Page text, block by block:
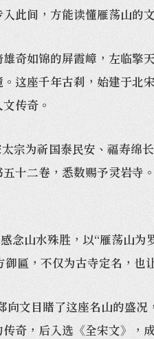
此间，方能读懂雁荡山的
如锦的屏霞嶂，左临擎
这座千年古刹，始建于北
传奇。
为祈国泰民安、福寿绵长
十二卷，悉数赐予灵岩寺
山水殊胜，以“雁荡山为
匾，不仅为古寺定名，
目睹了这座名山的盛况
奇，后入选《全宋文》，